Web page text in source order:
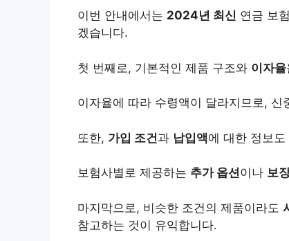
이번 안내에서는 2024년 최신 연금 보
겠습니다.
첫 번째로, 기본적인 제품 구조와 이자율
이자율에 따라 수령액이 달라지므로, 신
또한, 가입 조건과 납입액에 대한 정보
보험사별로 제공하는 추가 옵션이나 보
마지막으로, 비슷한 조건의 제품이라도
참고하는 것이 유익합니다.